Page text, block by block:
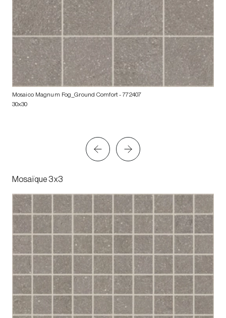
Mosaico Magnum Fog_Ground Comfort- 772407
30x30
Mosaïque 3x3